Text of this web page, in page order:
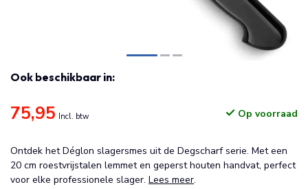
Ook beschikbaar in:
75,95 Incl. btw Op voorraad
Ontdek het Déglon slagersmes uit de Degscharf serie. Met een
20 cm roestvrijstalen lemmet en geperst houten handvat, perfect
voor elke professionele slager. Lees meer.